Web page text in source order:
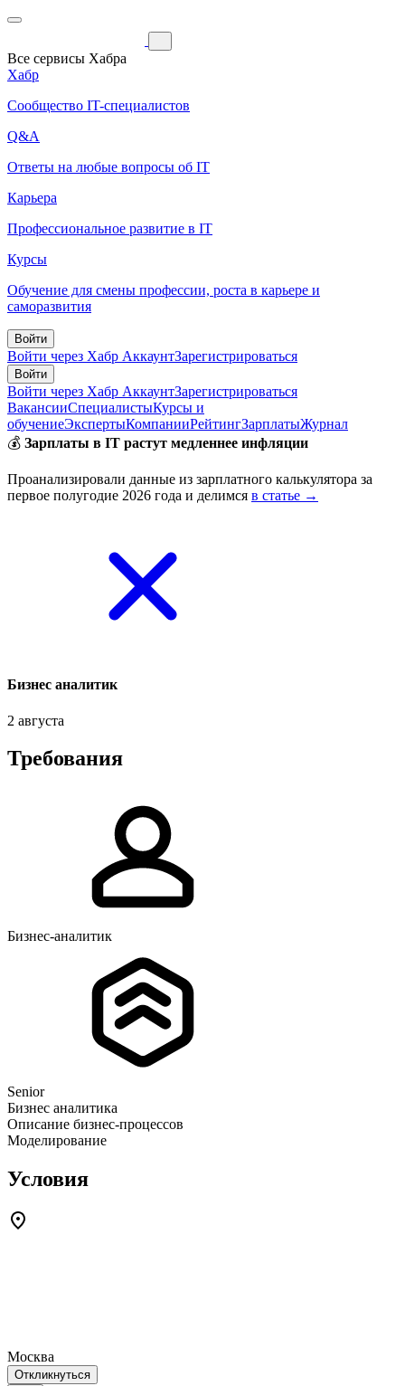
Все сервисы Хабра
Хабр
Сообщество IT-специалистов
Q&A
Ответы на любые вопросы об IT
Карьера
Профессиональное развитие в IT
Курсы
Обучение для смены профессии, роста в карьере и
саморазвития
Войти
Войти через Хабр АккаунтЗарегистрироваться
Войти
Войти через Хабр АккаунтЗарегистрироваться
ВакансииСпециалистыКурсы и
обучениеЭкспертыКомпанииРейтингЗарплатыЖурнал
💰 Зарплаты в IT растут медленнее инфляции
Проанализировали данные из зарплатного калькулятора за
первое полугодие 2026 года и делимся в статье →
Бизнес аналитик
2 августа
Требования
Бизнес-аналитик
Senior
Бизнес аналитика
Описание бизнес-процессов
Моделирование
Условия
Москва
Откликнуться